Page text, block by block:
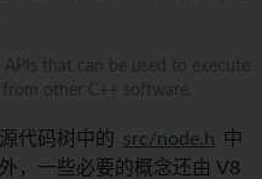
代码树中的 src/node.h
中
，一些必要的概念还由 V8